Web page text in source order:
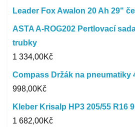
Leader Fox Awalon 20 Ah 29"
ASTA A-ROG202 Pertlovací
trubky
1 334,00Kč
Compass Držák na pneumatiky
998,00Kč
Kleber Krisalp HP3 205/55 R16
1 682,00Kč